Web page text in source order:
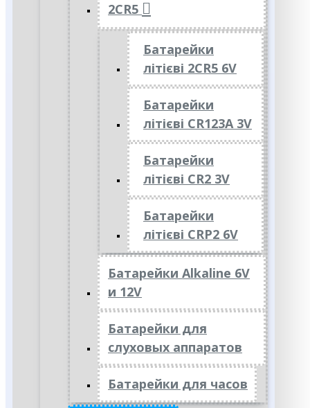
2CR5
Батарейки
літієві 2CR5 6V
Батарейки
літієві CR123A 3V
Батарейки
літієві CR2 3V
Батарейки
літієві CRP2 6V
Батарейки Alkaline 6V
и 12V
Батарейки для
слуховых аппаратов
Батарейки для часов